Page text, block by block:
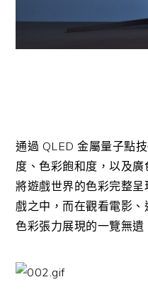
通過 QLED 金屬量子點
度、色彩飽和度，以及
將遊戲世界的色彩完整
戲之中，而在觀看電影
色彩張力展現的一覽無遺